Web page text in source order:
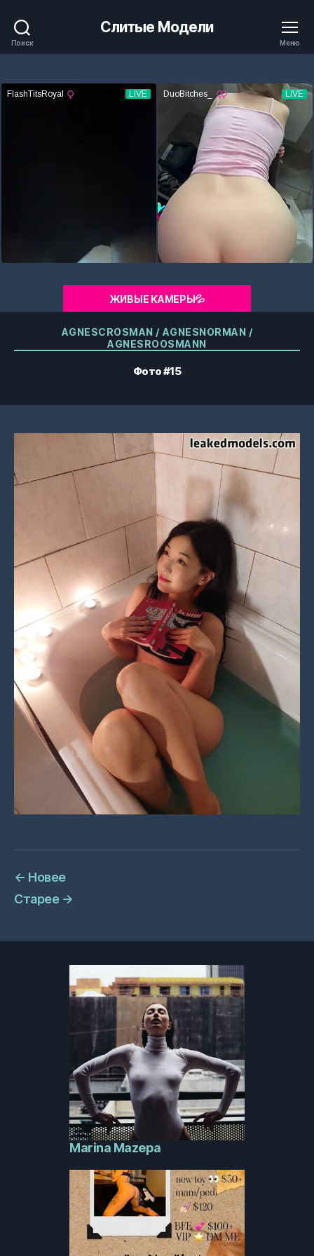
Поиск
Слитые Модели
Меню
ЖИВЫЕ КАМЕРЫ💦
Категории
AGNESCROSMAN / AGNESNORMAN /
AGNESROOSMANN
Фото #15
← Новее
Старее →
Marina Mazepa